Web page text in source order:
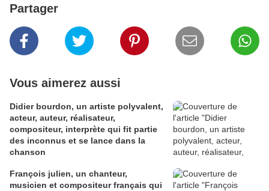
Partager
Vous aimerez aussi
Didier bourdon, un artiste polyvalent,
acteur, auteur, réalisateur,
compositeur, interprète qui fit partie
des inconnus et se lance dans la
chanson
François julien, un chanteur,
musicien et compositeur français qui